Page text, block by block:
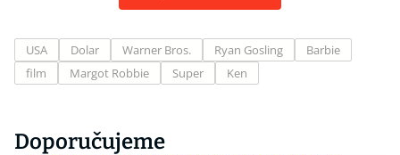
USA Dolar Warner Bros. Ryan Gosling
Barbie
film
Margot Robbie Super Ken
Doporučujeme